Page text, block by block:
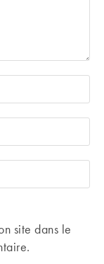
site dans le